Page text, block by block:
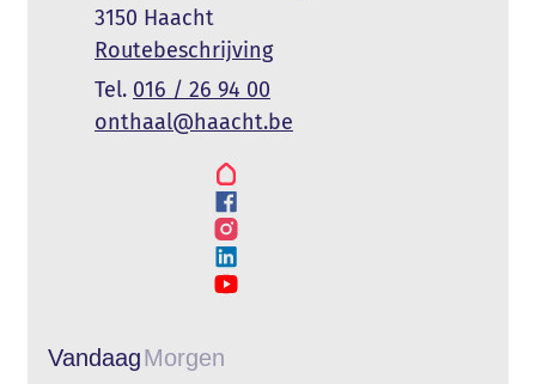
,3150 Haacht
Routebeschrijving
016 / 26 94 00
E-mailonthaal@haacht.be
Onthaal
Onthaal
VandaagMorgen